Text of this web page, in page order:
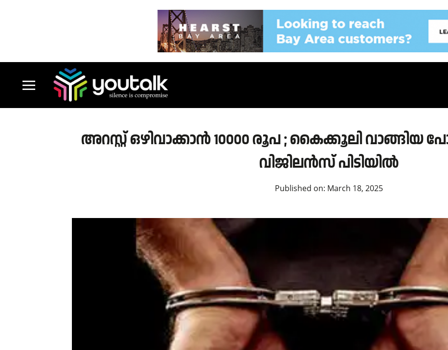
അറസ്റ്റ് ഒഴിവാക്കാൻ 10000 രൂപ ; കൈക്കൂലി വാങ്ങിയ
വിജിലൻസ് പിടിയിൽ
Published on: March 18, 2025